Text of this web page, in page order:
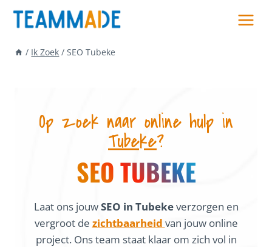
Skip
/ Ik Zoek / SEO Tubeke
Op zoek naar online hulp in
Tubeke?
SEO TUBEKE
Laat ons jouwSEO in Tubekeverzorgen en
vergroot de zichtbaarheid van jouw online
project. Ons team staat klaar om zich vol in